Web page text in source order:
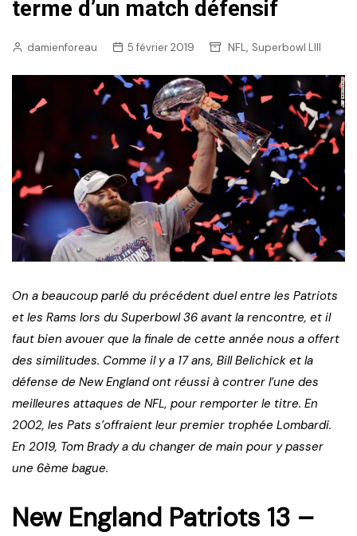
terme d’un match défensif
damienforeau 5 février 2019 NFL, Superbowl LIII
On a beaucoup parlé du précédent duel entre les Patriots
et les Rams lors du Superbowl 36 avant la rencontre, et il
faut bien avouer que la finale de cette année nous a offert
des similitudes. Comme il y a 17 ans, Bill Belichick et la
défense de New England ont réussi à contrer l’une des
meilleures attaques de NFL, pour remporter le titre. En
2002, les Pats s’offraient leur premier trophée Lombardi.
En 2019, Tom Brady a du changer de main pour y passer
une 6ème bague.
New England Patriots 13 –